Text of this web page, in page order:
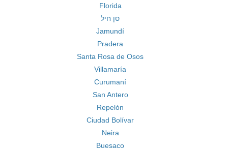
Florida
סן חיל
Jamundí
Pradera
Santa Rosa de Osos
Villamaría
Curumaní
San Antero
Repelón
Ciudad Bolívar
Neira
Buesaco